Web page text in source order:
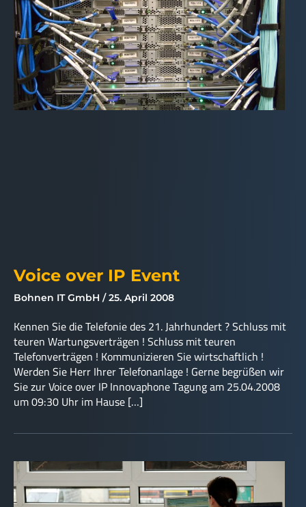
Voice over IP Event
Bohnen IT GmbH 25. April 2008
Kennen Sie die Telefonie des 21. Jahrhundert ? Schluss mit
teuren Wartungsverträgen ! Schluss mit teuren
Telefonverträgen ! Kommunizieren Sie wirtschaftlich !
Werden Sie Herr Ihrer Telefonanlage ! Gerne begrüßen wir
Sie zur Voice over IP Innovaphone Tagung am 25.04.2008
um 09:30 Uhr im Hause […]